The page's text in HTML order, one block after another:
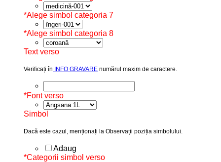
*Alege simbol categoria 7
*Alege simbol categoria 8
Text verso
Verificați în INFO GRAVARE numărul maxim de caractere.
*Font verso
Simbol
Dacă este cazul, menționați la Observații poziția simbolului.
Adaug
*Categorii simbol verso